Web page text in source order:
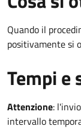
Quando il
positivamente si
Tempi e
Attenzione:
intervallo